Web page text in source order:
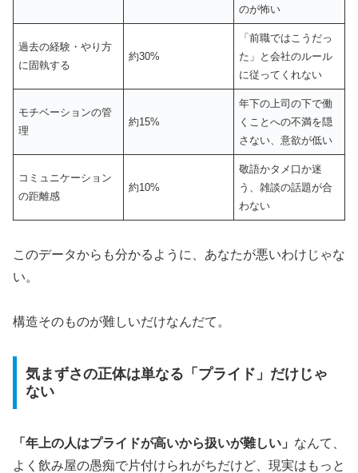
のが怖い
過去の経験・やり方
に固執する
約30%
「前職ではこうだっ
た」と会社のルール
に従ってくれない
モチベーションの管
理
約15%
年下の上司の下で働
くことへの不満を隠
さない、意欲が低い
コミュニケーション
の距離感
約10%
敬語かタメ口か迷
う、雑談の話題が合
わない
このデータからも分かるように、あなたが悪いわけじゃな
い。
構造そのものが難しいだけなんだて。
気まずさの正体は単なる「プライド」だけじゃ
ない
「年上の人はプライドが高いから扱いが難しい」 なんて、
よく飲み屋の愚痴で片付けられがちだけど、現実はもっと